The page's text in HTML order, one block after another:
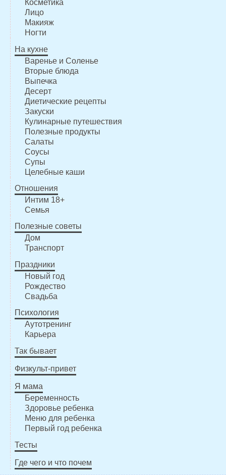
Косметика
Лицо
Макияж
Ногти
На кухне
Варенье и Соленье
Вторые блюда
Выпечка
Десерт
Диетические рецепты
Закуски
Кулинарные путешествия
Полезные продукты
Салаты
Соусы
Супы
Целебные каши
Отношения
Интим 18+
Семья
Полезные советы
Дом
Транспорт
Праздники
Новый год
Рождество
Свадьба
Психология
Аутотренинг
Карьера
Так бывает
Физкульт-привет
Я мама
Беременность
Здоровье ребенка
Меню для ребенка
Первый год ребенка
Тесты
Где чего и что почем